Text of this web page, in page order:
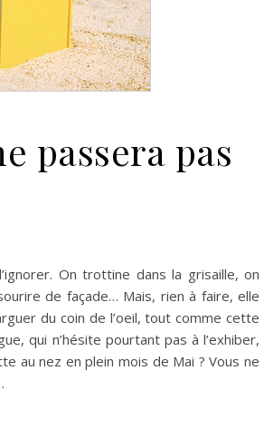
passera pas
On trottine dans la grisaille, on
de façade… Mais, rien à faire, elle
du coin de l’oeil, tout comme cette
qui n’hésite pourtant pas à l’exhiber,
au nez en plein mois de Mai ? Vous ne